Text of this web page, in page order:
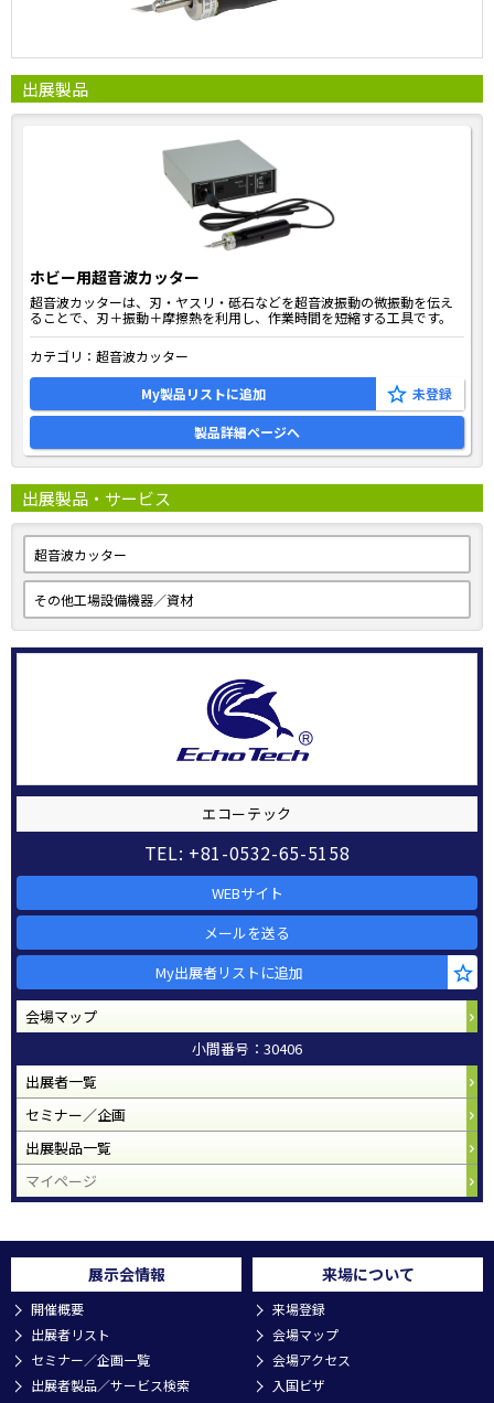
出展製品
ホビー用超音波カッター
超音波カッターは、刃・ヤスリ・砥石などを超音波振動の微振動を伝え
ることで、刃＋振動＋摩擦熱を利用し、作業時間を短縮する工具です。
カテゴリ： 超音波カッター
My製品リストに追加
製品詳細ページへ
出展製品・サービス
超音波カッター
その他工場設備機器／資材
エコーテック
TEL: +81-0532-65-5158
WEBサイト
メールを送る
My出展者リストに追加
会場マップ
小間番号：30406
出展者一覧
セミナー／企画
出展製品一覧
マイページ
展示会情報
開催概要
出展者リスト
セミナー／企画一覧
出展者製品／サービス検索
来場について
来場登録
会場マップ
会場アクセス
入国ビザ